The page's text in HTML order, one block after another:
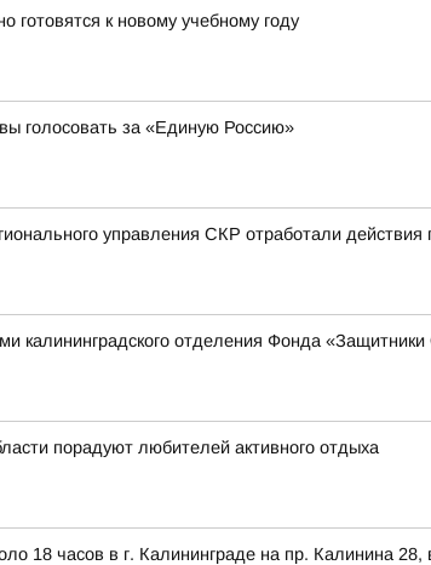
готовятся к новому учебному году
голосовать за «Единую Россию»
управления СКР отработали
калининградского отделения Фонда
порадуют любителей активного отдыха
18 часов в г. Калининграде на пр. Калинина